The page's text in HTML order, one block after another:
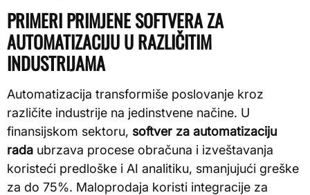
PRIMERI PRIMJENE SOFTVERA ZA
AUTOMATIZACIJU U RAZLIČITIM
INDUSTRIJAMA
Automatizacija transformiše poslovanje kroz
različite industrije na jedinstvene načine. U
finansijskom sektoru, softver za automatizaciju
rada ubrzava procese obračuna i izveštavanja
koristeći predloške i AI analitiku, smanjujući greške
za do 75%. Maloprodaja koristi integracije za